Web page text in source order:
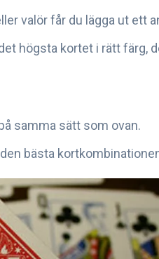
valör får du lägga ut ett
högsta kortet i rätt
samma sätt som ovan.
bästa